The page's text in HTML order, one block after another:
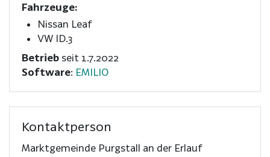
Fahrzeuge:
Nissan Leaf
VW ID.3
Betrieb seit 1.7.2022
Software: EMILIO
Kontaktperson
Marktgemeinde Purgstall an der Erlauf